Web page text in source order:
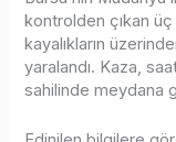
kontrolden çıkan
kayalıkların
yaralandı. Kaza,
sahilinde meydana